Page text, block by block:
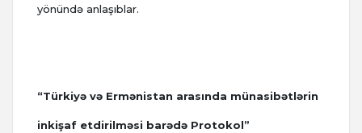
yönündə anlaşıblar.
“Türkiyə və Ermənistan arasında münasibətlərin
inkişaf etdirilməsi barədə Protokol”